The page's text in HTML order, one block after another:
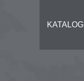
KATALOG